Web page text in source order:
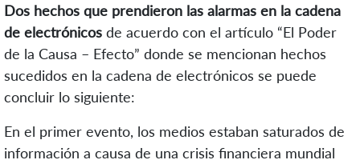
Dos hechos que prendieron las alarmas en la cadena
de electrónicos de acuerdo con el artículo “El Poder
de la Causa – Efecto” donde se mencionan hechos
sucedidos en la cadena de electrónicos se puede
concluir lo siguiente:
En el primer evento, los medios estaban saturados de
información a causa de una crisis financiera mundial